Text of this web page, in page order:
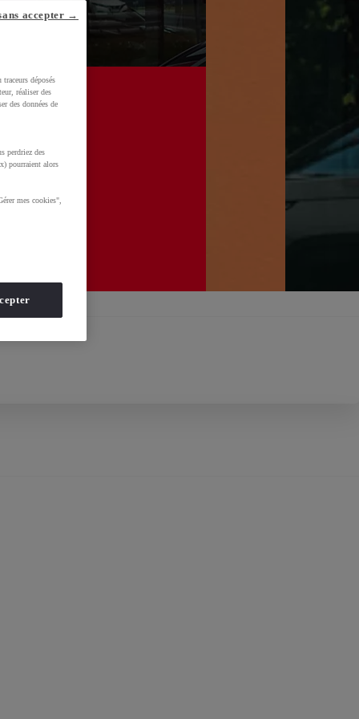
déposés
réaliser des
des données de
perdriez des
pourraient alors
mes cookies",
accepter →